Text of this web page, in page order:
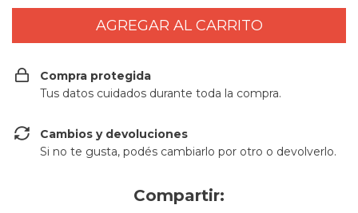
Compra protegida
Tus datos cuidados durante toda la compra.
Cambios y devoluciones
Si no te gusta, podés cambiarlo por otro o devolverlo.
Compartir: